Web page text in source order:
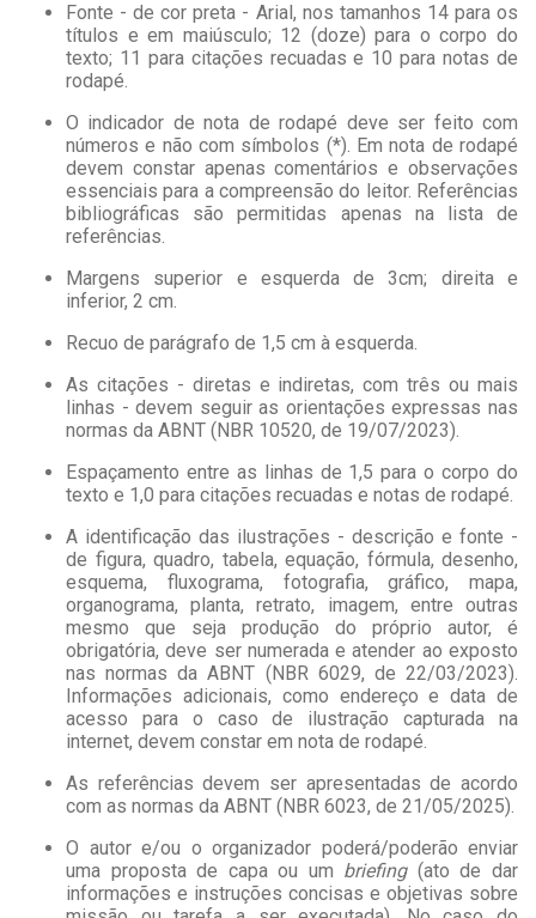
Fonte - de cor preta - Arial, nos tamanhos 14 para os
títulos e em maiúsculo; 12 (doze) para o corpo do
texto; 11 para citações recuadas e 10 para notas de
rodapé.
O indicador de nota de rodapé deve ser feito com
números e não com símbolos (*). Em nota de rodapé
devem constar apenas comentários e observações
essenciais para a compreensão do leitor. Referências
bibliográficas são permitidas apenas na lista de
referências.
Margens superior e esquerda de 3cm; direita e
inferior, 2 cm.
Recuo de parágrafo de 1,5 cm à esquerda.
As citações - diretas e indiretas, com três ou mais
linhas - devem seguir as orientações expressas nas
normas da ABNT (NBR 10520, de 19/07/2023).
Espaçamento entre as linhas de 1,5 para o corpo do
texto e 1,0 para citações recuadas e notas de rodapé.
A identificação das ilustrações - descrição e fonte -
de figura, quadro, tabela, equação, fórmula, desenho,
esquema, fluxograma, fotografia, gráfico, mapa,
organograma, planta, retrato, imagem, entre outras
mesmo que seja produção do próprio autor, é
obrigatória, deve ser numerada e atender ao exposto
nas normas da ABNT (NBR 6029, de 22/03/2023).
Informações adicionais, como endereço e data de
acesso para o caso de ilustração capturada na
internet, devem constar em nota de rodapé.
As referências devem ser apresentadas de acordo
com as normas da ABNT (NBR 6023, de 21/05/2025).
O autor e/ou o organizador poderá/poderão enviar
uma proposta de capa ou um briefing(ato de dar
informações e instruções concisas e objetivas sobre